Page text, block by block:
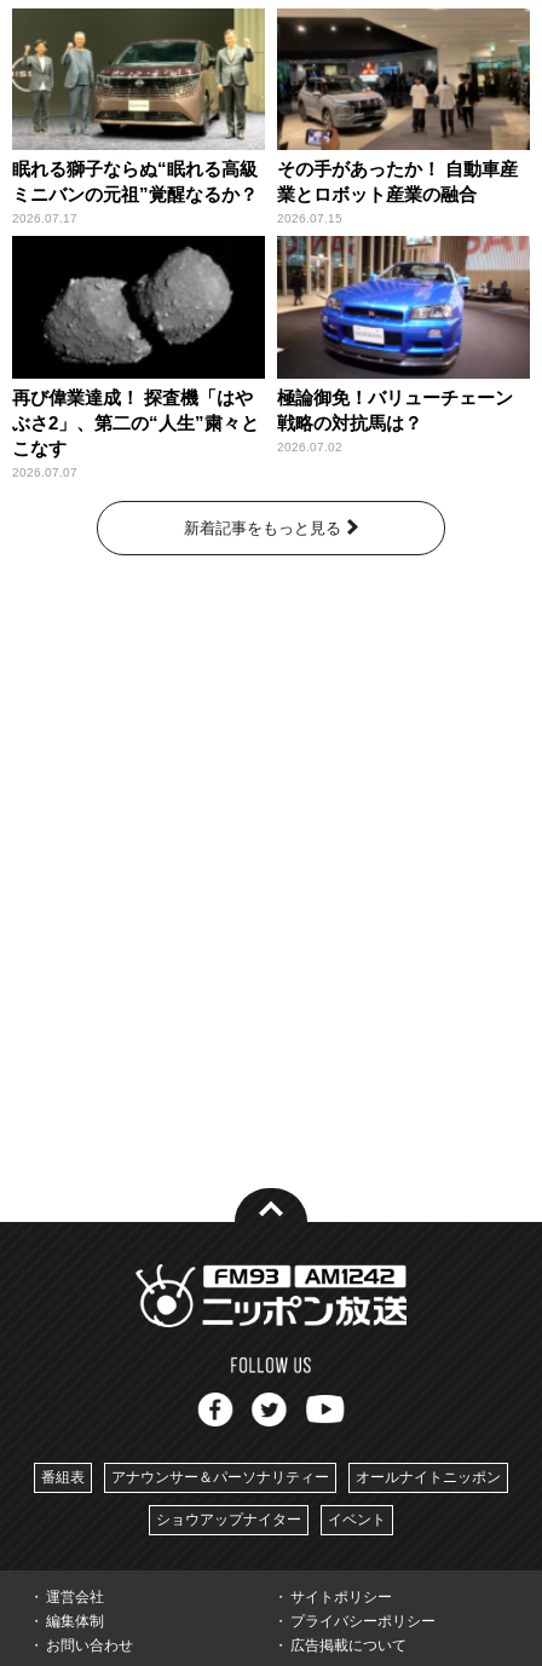
眠れる獅子ならぬ“眠れる高級
ミニバンの元祖”覚醒なるか？
2026.07.17
その手があったか！ 自動車産
業とロボット産業の融合
2026.07.15
再び偉業達成！ 探査機「はや
ぶさ2」、第二の“人生”粛々と
こなす
2026.07.07
極論御免！バリューチェーン
戦略の対抗馬は？
2026.07.02
新着記事をもっと見る
番組表 アナウンサー＆パーソナリティー オールナイトニッポン
ショウアップナイター イベント
運営会社
サイトポリシー
編集体制
プライバシーポリシー
お問い合わせ
広告掲載について